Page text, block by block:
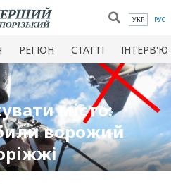
УКР РУС
РЕГІОН СТАТТІ ІНТЕРВ'Ю
місто:
ворожий